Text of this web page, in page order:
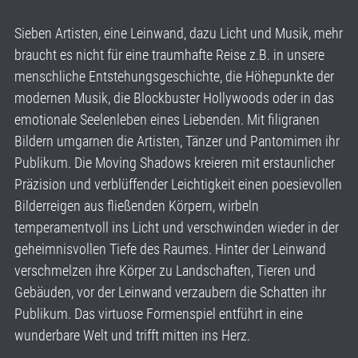
Sieben Artisten, eine Leinwand, dazu Licht und Musik, mehr
braucht es nicht für eine traumhafte Reise z.B. in unsere
menschliche Entstehungsgeschichte, die Höhepunkte der
modernen Musik, die Blockbuster Hollywoods oder in das
emotionale Seelenleben eines Liebenden. Mit filigranen
Bildern umgarnen die Artisten, Tänzer und Pantomimen ihr
Publikum. Die Moving Shadows kreieren mit erstaunlicher
Präzision und verblüffender Leichtigkeit einen poesievollen
Bilderreigen aus fließenden Körpern, wirbeln
temperamentvoll ins Licht und verschwinden wieder in der
geheimnisvollen Tiefe des Raumes. Hinter der Leinwand
verschmelzen ihre Körper zu Landschaften, Tieren und
Gebäuden, vor der Leinwand verzaubern die Schatten ihr
Publikum. Das virtuose Formenspiel entführt in eine
wunderbare Welt und trifft mitten ins Herz.